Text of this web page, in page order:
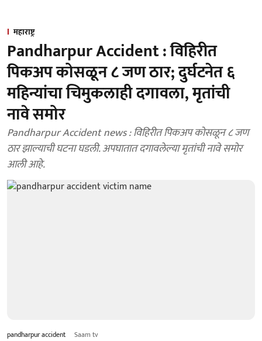
महाराष्ट्र
Pandharpur Accident : विहिरीत
पिकअप कोसळून ८ जण ठार; दुर्घटनेत ६
महिन्यांचा चिमुकलाही दगावला, मृतांची
नावे समोर
Pandharpur Accident news : विहिरीत पिकअप कोसळून ८ जण
ठार झाल्याची घटना घडली. अपघातात दगावलेल्या मृतांची नावे समोर
आली आहे.
pandharpur accident Saam tv